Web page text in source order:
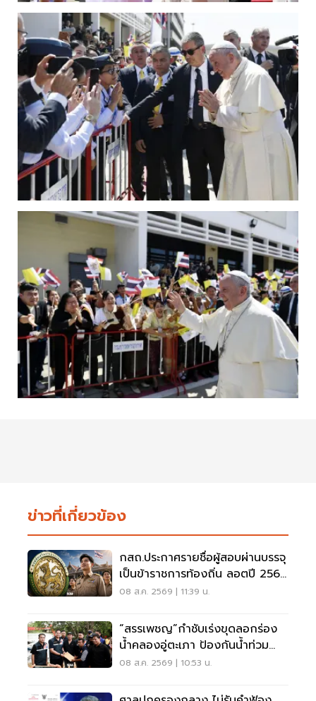
ข่าวที่เกี่ยวข้อง
กสถ.ประกาศรายชื่อผู้สอบผ่านบรรจุ
เป็นข้าราชการท้องถิ่น ลอตปี 2568
ใหม่
08 ส.ค. 2569 | 11:39 น.
“สรรเพชญ”กำชับเร่งขุดลอกร่อง
น้ำคลองอู่ตะเภา ป้องกันน้ำท่วม
สงขลา
08 ส.ค. 2569 | 10:53 น.